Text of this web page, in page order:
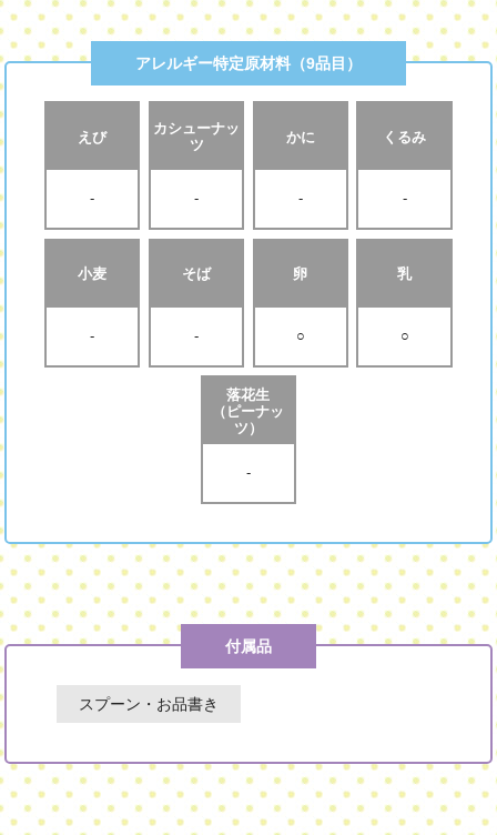
アレルギー特定原材料（9品目）
えび
-
カシューナッ
ツ
-
かに
-
くるみ
-
小麦
-
そば
-
卵
○
乳
○
落花生
（ピーナッ
ツ）
-
付属品
スプーン・お品書き